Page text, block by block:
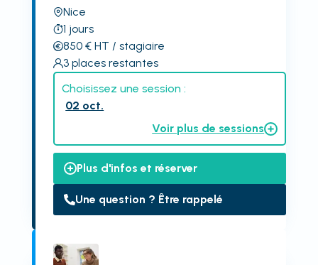
Nice
1 jours
850€ HT / stagiaire
3 places restantes
Choisissez une session :
02 oct.
Voir plus de sessions
Plus d'infos et réserver
Une question ? Être rappelé